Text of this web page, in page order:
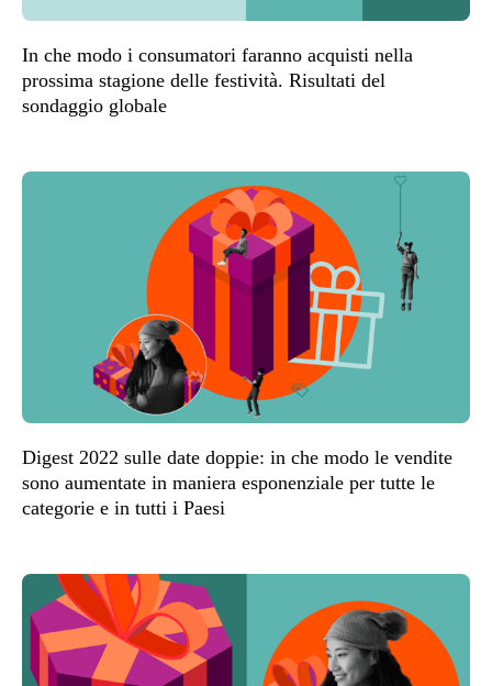
In che modo i consumatori faranno acquisti nella
prossima stagione delle festività. Risultati del
sondaggio globale
Digest 2022 sulle date doppie: in che modo le vendite
sono aumentate in maniera esponenziale per tutte le
categorie e in tutti i Paesi